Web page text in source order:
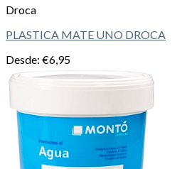
Droca
PLASTICA MATE UNO DROCA
Desde: €6,95